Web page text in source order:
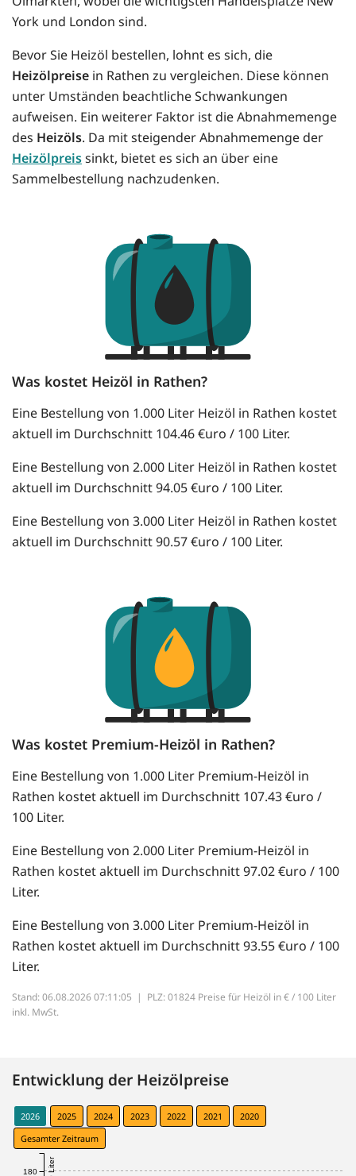
York und London sind.
Bevor Sie Heizöl bestellen, lohnt es sich, die
Heizölpreise in Rathen zu vergleichen. Diese können
unter Umständen beachtliche Schwankungen
aufweisen. Ein weiterer Faktor ist die Abnahmemenge
des Heizöls. Da mit steigender Abnahmemenge der
Heizölpreissinkt, bietet es sich an über eine
Sammelbestellung nachzudenken.
Was kostet Heizöl in Rathen?
Eine Bestellung von 1.000 Liter Heizöl in Rathen kostet
aktuell im Durchschnitt 104.46 €uro / 100 Liter.
Eine Bestellung von 2.000 Liter Heizöl in Rathen kostet
aktuell im Durchschnitt 94.05 €uro / 100 Liter.
Eine Bestellung von 3.000 Liter Heizöl in Rathen kostet
aktuell im Durchschnitt 90.57 €uro / 100 Liter.
Was kostet Premium-Heizöl in Rathen?
Eine Bestellung von 1.000 Liter Premium-Heizöl in
Rathen kostet aktuell im Durchschnitt 107.43 €uro /
100 Liter.
Eine Bestellung von 2.000 Liter Premium-Heizöl in
Rathen kostet aktuell im Durchschnitt 97.02 €uro / 100
Liter.
Eine Bestellung von 3.000 Liter Premium-Heizöl in
Rathen kostet aktuell im Durchschnitt 93.55 €uro / 100
Liter.
Stand: 06.08.2026 07:11:05 | PLZ: 01824 Preise für Heizöl in € / 100 Liter
inkl. MwSt.
Entwicklung der Heizölpreise
2026 2025 2024 2023 2022 2021
2020
Gesamter Zeitraum
180